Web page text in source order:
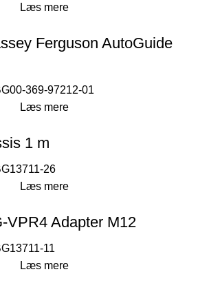
Læs mere
Ferguson AutoGuide
369-97212-01
Læs mere
1 m
26
Læs mere
VPR4 Adapter M12
11
Læs mere